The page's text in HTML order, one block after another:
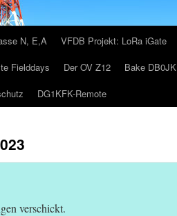
N, E,A VFDB Projekt: LoRa iGate
Fielddays Der OV Z12 Bake DB0JK
DG1KFK-Remote
verschickt.